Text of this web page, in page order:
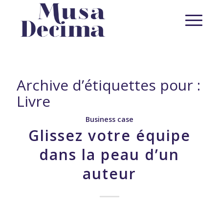
Archive d’étiquettes pour :
Livre
Business case
Glissez votre équipe
dans la peau d’un
auteur